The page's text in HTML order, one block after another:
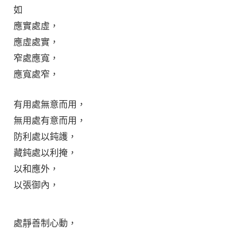
如
應實處虛，
應虛處實，
窄處應寬，
應寬處窄，
有用處無意而用，
無用處有意而用，
防利處以鈍護，
藏鈍處以利掩，
以和應外，
以張御內，
處靜善制心動，